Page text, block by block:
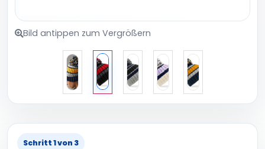
Bild antippen zum Vergrößern
Schritt 1 von 3